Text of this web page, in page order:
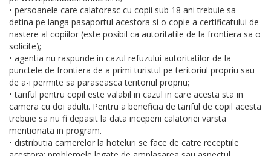
• persoanele care calatoresc cu copii sub 18 ani trebuie sa
detina pe langa pasaportul acestora si o copie a certificatului de
nastere al copiilor (este posibil ca autoritatile de la frontiera sa o
solicite);
• agentia nu raspunde in cazul refuzului autoritatilor de la
punctele de frontiera de a primi turistul pe teritoriul propriu sau
de a-i permite sa paraseasca teritoriul propriu;
• tariful pentru copil este valabil in cazul in care acesta sta in
camera cu doi adulti. Pentru a beneficia de tariful de copil acesta
trebuie sa nu fi depasit la data inceperii calatoriei varsta
mentionata in program.
• distributia camerelor la hoteluri se face de catre receptiile